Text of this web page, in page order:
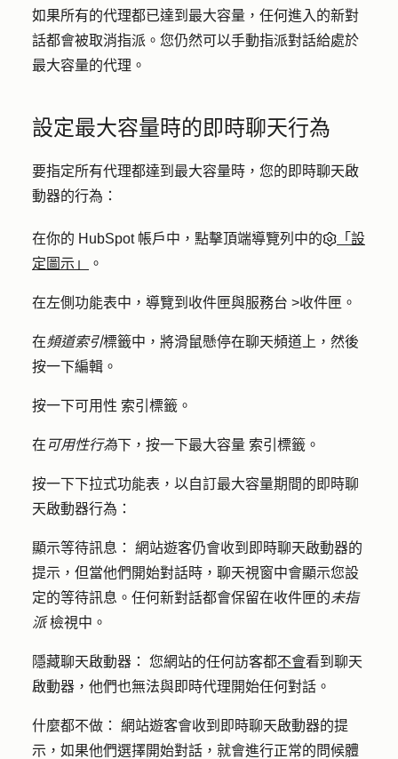
如果所有的代理都已達到最大容量，任何進入的新對
話都會被取消指派。您仍然可以手動指派對話給處於
最大容量的代理。
設定最大容量時的即時聊天行為
要指定所有代理都達到最大容量時，您的即時聊天啟
動器的行為：
在你的 HubSpot 帳戶中，點擊頂端導覽列中的
「設
定圖示」
。
在左側功能表中，導覽到 收件匣與服務台 >收件匣 。
在頻道索引標籤中，將滑鼠懸停在聊天頻道上，然後
按一下編輯 。
按一下可用性 索引標籤。
在 可用性行為下，按一下最大容量 索引標籤。
按一下下拉式功能表，以自訂最大容量期間的即時聊
天啟動器行為：
顯示等待訊息： 網站遊客仍會收到即時聊天啟動器的
提示，但當他們開始對話時，聊天視窗中會顯示您設
定的等待訊息。任何新對話都會保留在收件匣的未指
派檢視中。
隱藏聊天啟動器： 您網站的任何訪客都不會看到聊天
啟動器，他們也無法與即時代理開始任何對話。
什麼都不做： 網站遊客會收到即時聊天啟動器的提
示，如果他們選擇開始對話，就會進行正常的問候體